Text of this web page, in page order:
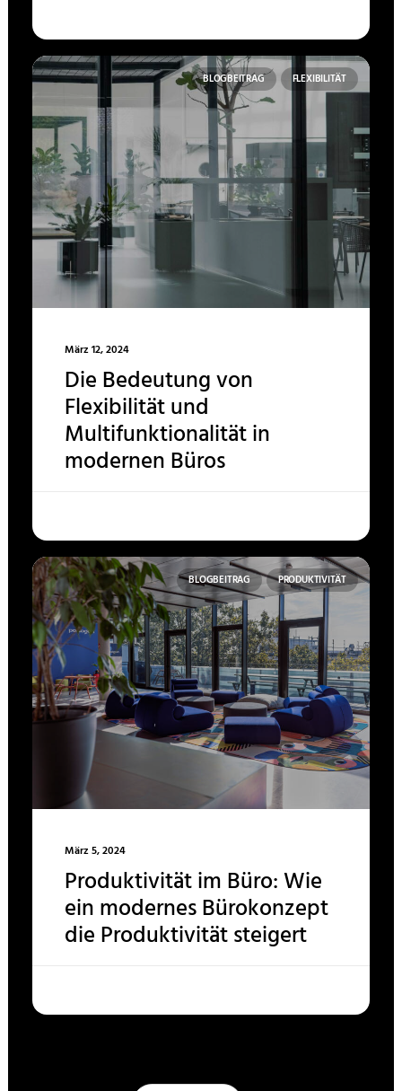
BLOGBEITRAG FLEXIBILITÄT
März 12, 2024
Die Bedeutung von
Flexibilität und
Multifunktionalität in
modernen Büros
BLOGBEITRAG PRODUKTIVITÄT
März 5, 2024
Produktivität im Büro: Wie
ein modernes Bürokonzept
die Produktivität steigert